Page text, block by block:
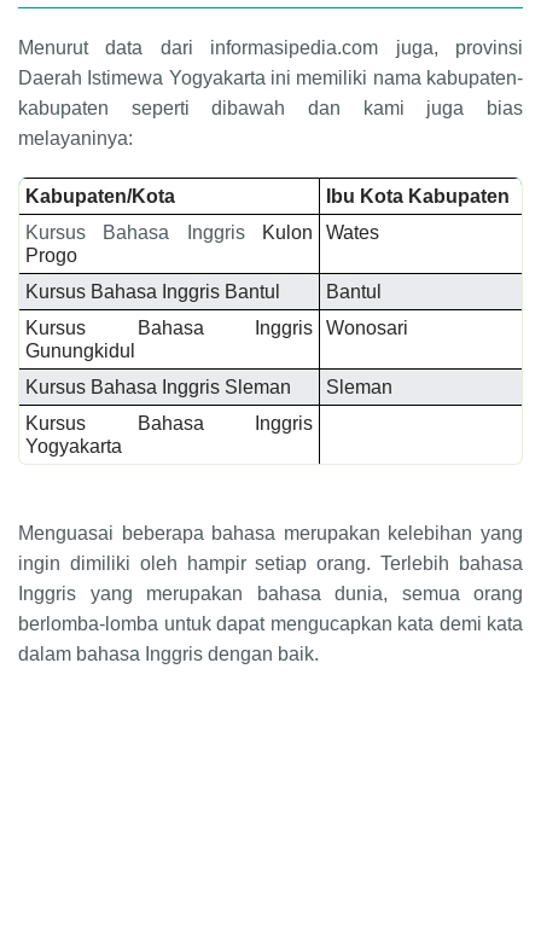
Menurut data dari informasipedia.com juga, provinsi
Daerah Istimewa Yogyakarta ini memiliki nama kabupaten-
kabupaten seperti dibawah dan kami juga bias
melayaninya:
Kabupaten/Kota
Ibu Kota Kabupaten
Kursus Bahasa Inggris
Kulon
Progo
Wates
Kursus Bahasa Inggris Bantul
Bantul
Kursus Bahasa Inggris
Gunungkidul
Wonosari
Kursus Bahasa Inggris Sleman
Sleman
Kursus Bahasa Inggris
Yogyakarta
Menguasai beberapa bahasa merupakan kelebihan yang
ingin dimiliki oleh hampir setiap orang. Terlebih bahasa
Inggris yang merupakan bahasa dunia, semua orang
berlomba-lomba untuk dapat mengucapkan kata demi kata
dalam bahasa Inggris dengan baik.